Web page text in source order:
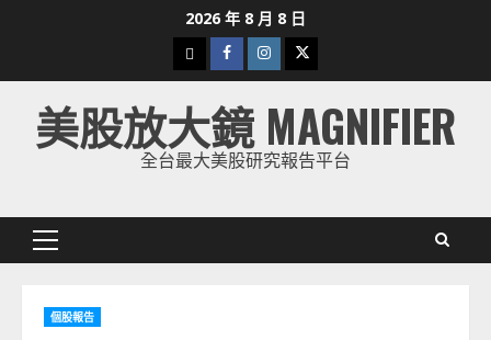
2026 年 8 月 8 日
下
載
美
股
Facebook
Instagram
Twitter
美股放大鏡 MAGNIFIER
全台最大美股研究報告平台
Primary
個股報告